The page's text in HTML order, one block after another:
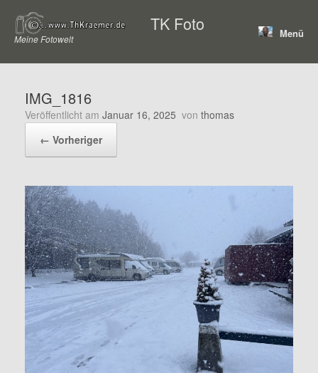
Inhalt
springen
TK Foto
Meine Fotowelt Menü
IMG_1816
Veröffentlicht am Januar 16, 2025 von thomas
← Vorheriger